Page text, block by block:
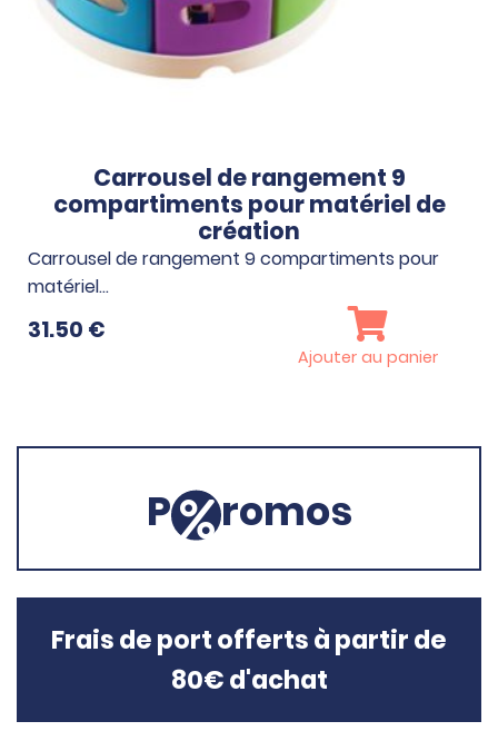
Carrousel de rangement 9
compartiments pour matériel de
création
Carrousel de rangement 9 compartiments pour
matériel…
31.50 €
Ajouter au panier
P romos
Frais de port offerts à partir de
80€ d'achat